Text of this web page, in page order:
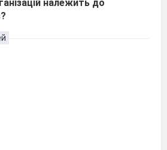
належить до